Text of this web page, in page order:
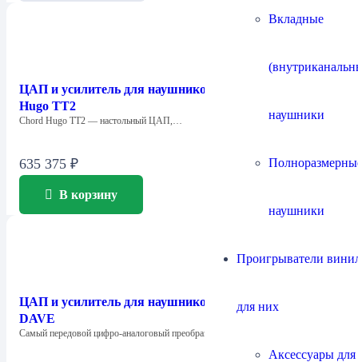
Вкладные
наушники
наушники
Проигрыватели
для них
Аксессуары
ЦАП и усилитель для наушников Chord Electronics
Hugo TT2
Chord Hugo TT2 — настольный ЦАП,…
635 375 ₽
В корзину
ЦАП и усилитель для наушников Сhord Electronics
DAVE
Cамый передовой цифро-аналоговый преобразователь в мире!…